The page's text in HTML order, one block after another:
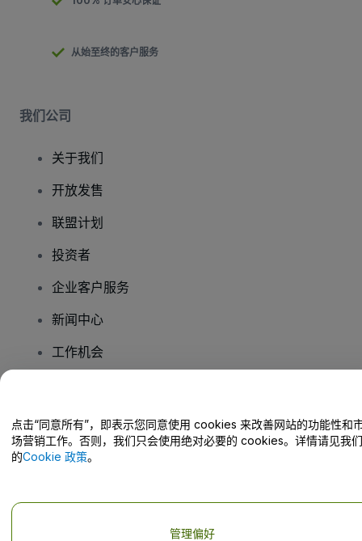
从始至终的客户服务
我们公司
关于我们
开放发售
联盟计划
投资者
企业客户服务
新闻中心
工作机会
帮助中心 / 联系我们
点击“同意所有”，即表示您同意使用 cookies 来改善网站的功能性和
场营销工作。否则，我们只会使用绝对必要的 cookies。详情请见我们
的Cookie 政策。
管理偏好